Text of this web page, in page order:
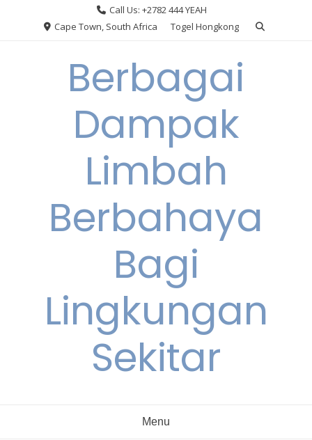
Call Us: +2782 444 YEAH
Cape Town, South Africa
Togel Hongkong
Berbagai
Dampak
Limbah
Berbahaya
Bagi
Lingkungan
Sekitar
Menu